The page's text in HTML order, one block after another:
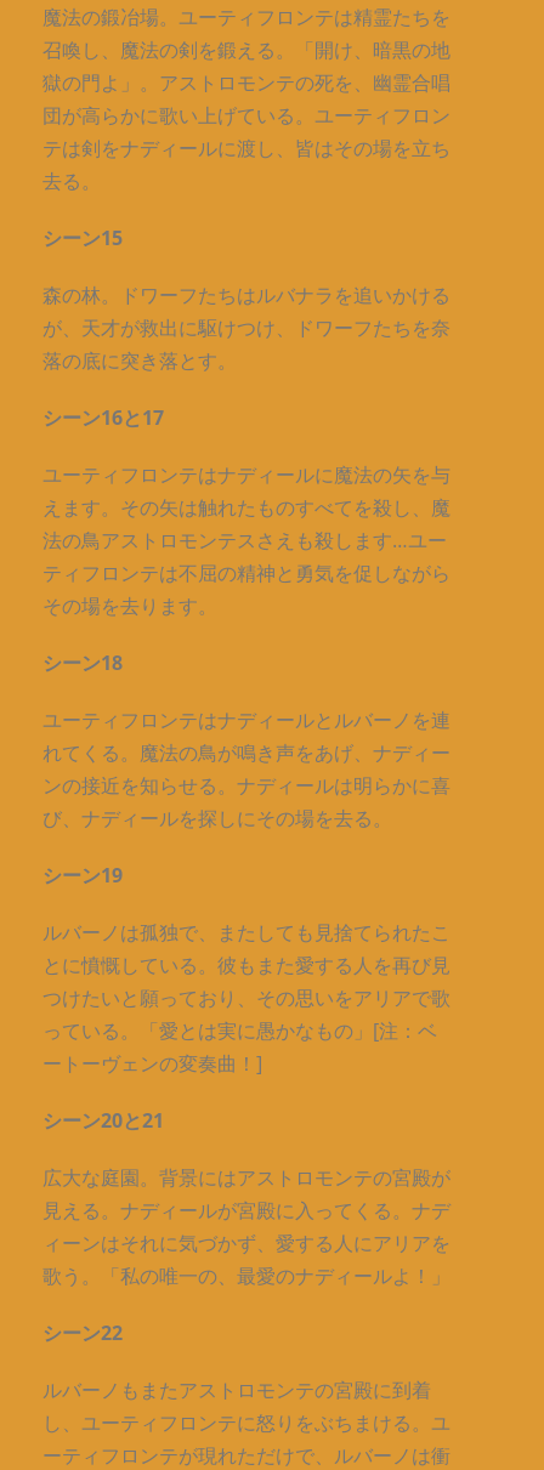
魔法の鍛冶場。ユーティフロンテは精霊たちを
召喚し、魔法の剣を鍛える。「開け、暗黒の地
獄の門よ」。アストロモンテの死を、幽霊合唱
団が高らかに歌い上げている。ユーティフロン
テは剣をナディールに渡し、皆はその場を立ち
去る。
シーン15
森の林。ドワーフたちはルバナラを追いかける
が、天才が救出に駆けつけ、ドワーフたちを奈
落の底に突き落とす。
シーン16と17
ユーティフロンテはナディールに魔法の矢を与
えます。その矢は触れたものすべてを殺し、魔
法の鳥アストロモンテスさえも殺します…ユー
ティフロンテは不屈の精神と勇気を促しながら
その場を去ります。
シーン18
ユーティフロンテはナディールとルバーノを連
れてくる。魔法の鳥が鳴き声をあげ、ナディー
ンの接近を知らせる。ナディールは明らかに喜
び、ナディールを探しにその場を去る。
シーン19
ルバーノは孤独で、またしても見捨てられたこ
とに憤慨している。彼もまた愛する人を再び見
つけたいと願っており、その思いをアリアで歌
っている。「愛とは実に愚かなもの」[注：ベ
ートーヴェンの変奏曲！]
シーン20と21
広大な庭園。背景にはアストロモンテの宮殿が
見える。ナディールが宮殿に入ってくる。ナデ
ィーンはそれに気づかず、愛する人にアリアを
歌う。「私の唯一の、最愛のナディールよ！」
シーン22
ルバーノもまたアストロモンテの宮殿に到着
し、ユーティフロンテに怒りをぶちまける。ユ
ーティフロンテが現れただけで、ルバーノは衝